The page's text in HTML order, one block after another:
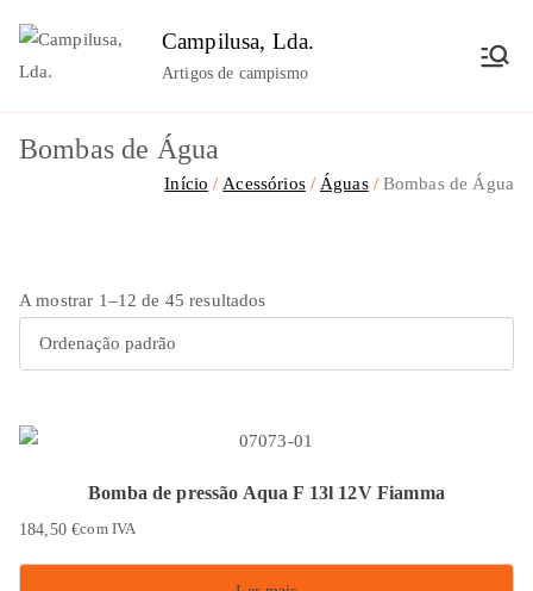
para
conteúdo
Campilusa, Lda.
Artigos de campismo
Bombas de Água
Início Acessórios Águas Bombas de Água
A mostrar 1–12 de 45 resultados
Bomba de pressão Aqua F 13l 12V Fiamma
184,50€com IVA